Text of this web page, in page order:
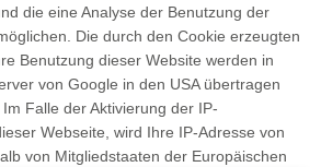
die eine Analyse der Benutzung der
Die durch den Cookie erzeugten
Benutzung dieser Website werden in
von Google in den USA übertragen
Falle der Aktivierung der IP-
Webseite, wird Ihre IP-Adresse von
von Mitgliedstaaten der Europäischen